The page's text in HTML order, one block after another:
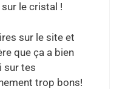
le cristal !
sur le site et
que ça a bien
sur tes
trop bons!